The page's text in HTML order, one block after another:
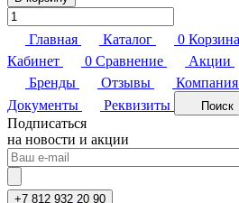
Главная Каталог 0 Корзина
Кабинет
0 Сравнение Акции
Бренды
Отзывы Компания
Документы
Реквизиты Поиск
Подписаться
на новости и акции
+7 812 932 20 90